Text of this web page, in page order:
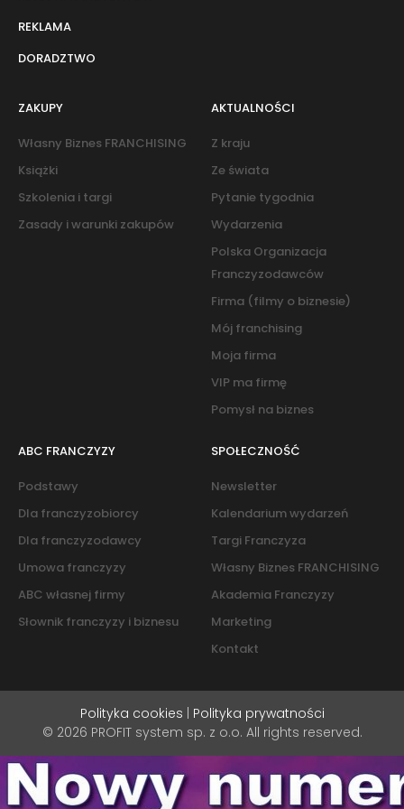
REKLAMA
DORADZTWO
ZAKUPY
Własny Biznes FRANCHISING
Książki
Szkolenia i targi
Zasady i warunki zakupów
AKTUALNOŚCI
Z kraju
Ze świata
Pytanie tygodnia
Wydarzenia
Polska Organizacja
Franczyzodawców
Firma (filmy o biznesie)
Mój franchising
Moja firma
VIP ma firmę
Pomysł na biznes
ABC FRANCZYZY
Podstawy
Dla franczyzobiorcy
Dla franczyzodawcy
Umowa franczyzy
ABC własnej firmy
Słownik franczyzy i biznesu
SPOŁECZNOŚĆ
Newsletter
Kalendarium wydarzeń
Targi Franczyza
Własny Biznes FRANCHISING
Akademia Franczyzy
Marketing
Kontakt
Polityka cookies | Polityka prywatności
© 2026 PROFIT system sp. z o.o. All rights reserved.